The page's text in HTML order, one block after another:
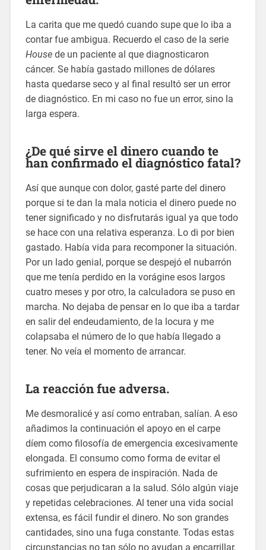
La carita que me quedó cuando supe que lo iba a
contar fue ambigua. Recuerdo el caso de la serie
Housede un paciente al que diagnosticaron
cáncer. Se había gastado millones de dólares
hasta quedarse seco y al final resultó ser un error
de diagnóstico. En mi caso no fue un error, sino la
larga espera.
¿De qué sirve el dinero cuando te
han confirmado el diagnóstico fatal?
Así que aunque con dolor, gasté parte del dinero
porque si te dan la mala noticia el dinero puede no
tener significado y no disfrutarás igual ya que todo
se hace con una relativa esperanza. Lo di por bien
gastado. Había vida para recomponer la situación.
Por un lado genial, porque se despejó el nubarrón
que me tenía perdido en la vorágine esos largos
cuatro meses y por otro, la calculadora se puso en
marcha. No dejaba de pensar en lo que iba a tardar
en salir del endeudamiento, de la locura y me
colapsaba el número de lo que había llegado a
tener. No veía el momento de arrancar.
La reacción fue adversa.
Me desmoralicé y así como entraban, salían. A eso
añadimos la continuación el apoyo en el carpe
díem como filosofía de emergencia excesivamente
elongada. El consumo como forma de evitar el
sufrimiento en espera de inspiración. Nada de
cosas que perjudicaran a la salud. Sólo algún viaje
y repetidas celebraciones. Al tener una vida social
extensa, es fácil fundir el dinero. No son grandes
cantidades, sino una fuga constante. Todas estas
circunstancias no tan sólo no ayudan a encarrillar,